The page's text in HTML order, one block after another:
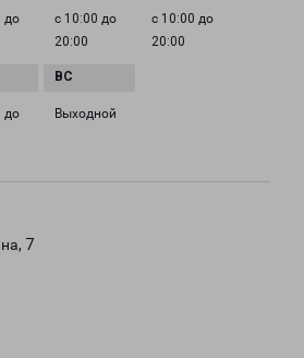
до
с 10:00 до
20:00
с 10:00 до
20:00
до
Выходной
7